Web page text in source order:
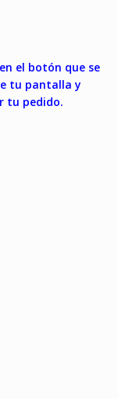
el botón que se
tu pantalla y
tu pedido.